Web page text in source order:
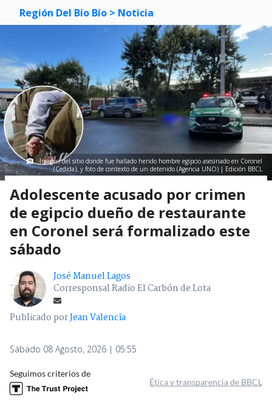
Región Del Bío Bío > Noticia
Imagen del sitio donde fue hallado herido hombre egipcio asesinado en Coronel
(Cedida); y foto de contexto de un detenido (Agencia UNO) | Edición BBCL
Adolescente acusado por crimen
de egipcio dueño de restaurante
en Coronel será formalizado este
sábado
José Manuel Lagos
Corresponsal Radio El Carbón de Lota
Publicado porJean Valencia
Sábado 08 Agosto, 2026 | 05:55
Seguimos criterios de
Ética y transparencia de BBCL